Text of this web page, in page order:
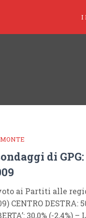
I
di
ai Partiti alle
CENTRO DESTRA:
30,0% (-2,4%) –